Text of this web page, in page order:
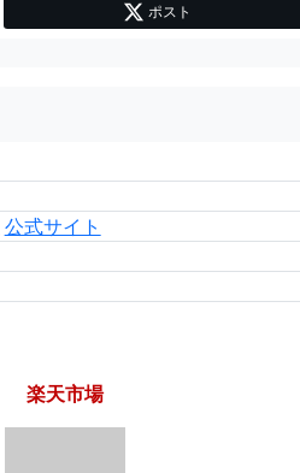
ポスト
公式サイト
楽天市場